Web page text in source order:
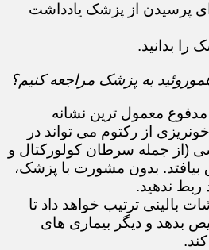
پرسیدن از پزشک یادداشت
را بدانید.
به پزشک مراجعه کنیم؟
معمول ترین نشانه
از رکتوم می تواند در
(از جمله سرطان کولورکتال و
بیافتد. بدون مشورت با پزشک،
ربط ندهید.
بالینی ترتیب خواهد داد تا
بدهد و دیگر بیماری های